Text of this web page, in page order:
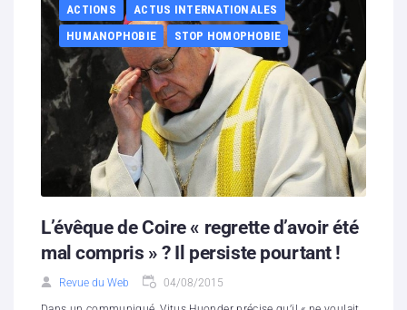
ACTIONS
ACTUS INTERNATIONALES
HUMANOPHOBIE
STOP HOMOPHOBIE
L’évêque de Coire « regrette d’avoir été
mal compris » ? Il persiste pourtant !
Revue du Web 04/08/2015